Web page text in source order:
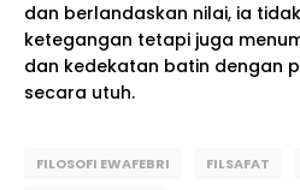
dan berlandaskan nilai, ia
ketegangan tetapi juga
dan kedekatan batin dengan
secara utuh.
FILOSOFI EWAFEBRI FILSAFAT